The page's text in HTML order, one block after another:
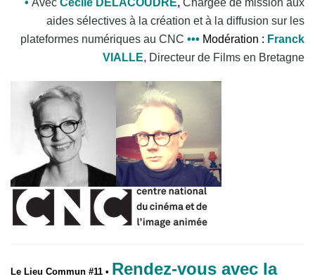
aides sélectives à la création et à la diffusion sur les
plateformes numériques au CNC ••• Modération : Franck
VIALLE, Directeur de Films en Bretagne
Le Lieu Commun #11 • Rendez-vous avec la